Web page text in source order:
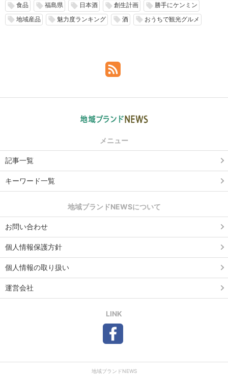
local_offer 食品 local_offer 福島県 local_offer 日本酒 local_offer 創生計画 local_offer 勝手にケンミン
local_offer 地域産品 local_offer 魅力度ランキング local_offer 酒 local_offer おうちで観光グルメ
メニュー
記事一覧
キーワード一覧
地域ブランドNEWSについて
お問い合わせ
個人情報保護方針
個人情報の取り扱い
運営会社
LINK
地域ブランドNEWS